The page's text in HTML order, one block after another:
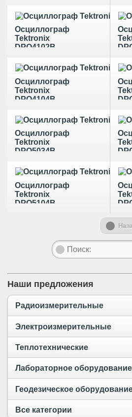
Осциллограф
Tektronix
DPO4102B
Осциллограф
Tektronix
DPO4104B
Осциллограф
Tektronix
DPO5034B
Осциллограф
Tektronix
DPO5104B
Наши предложения
Радиоизмерительные
Электроизмерительные
Теплотехнические
Лабораторное оборудование
Геодезическое
Все категории